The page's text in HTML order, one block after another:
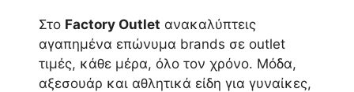
Στο Factory Outlet ανακαλύπτεις
αγαπημένα επώνυμα brands σε outlet
τιμές, κάθε μέρα, όλο τον χρόνο. Μόδα,
αξεσουάρ και αθλητικά είδη για γυναίκες,